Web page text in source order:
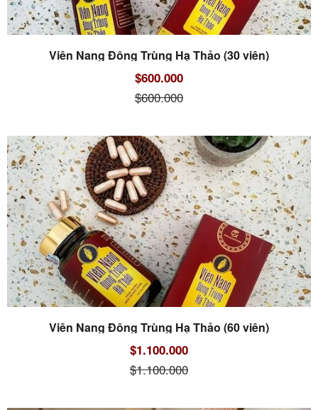
Viên Nang Đông Trùng Hạ Thảo (30 viên)
$600.000
$600.000
Viên Nang Đông Trùng Hạ Thảo (60 viên)
$1.100.000
$1.100.000